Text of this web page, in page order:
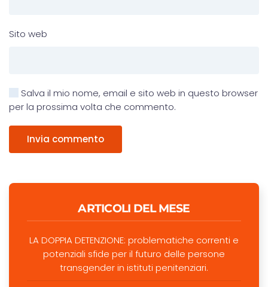
Sito web
Salva il mio nome, email e sito web in questo browser
per la prossima volta che commento.
Invia commento
ARTICOLI DEL MESE
LA DOPPIA DETENZIONE: problematiche correnti e
potenziali sfide per il futuro delle persone
transgender in istituti penitenziari.